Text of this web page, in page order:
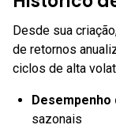
Desde sua
de retornos
ciclos de alta
Desempenho
sazonais